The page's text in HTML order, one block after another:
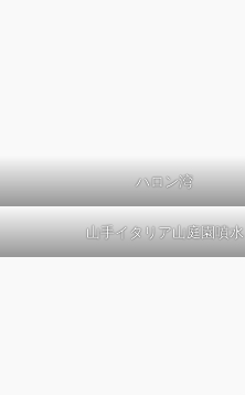
ハロン湾
山手イタリア山庭園噴水